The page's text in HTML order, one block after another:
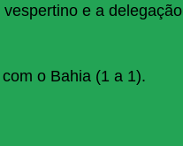
e a delegação
o Bahia (1 a 1).